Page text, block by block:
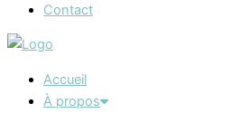
Contact
Accueil
À propos